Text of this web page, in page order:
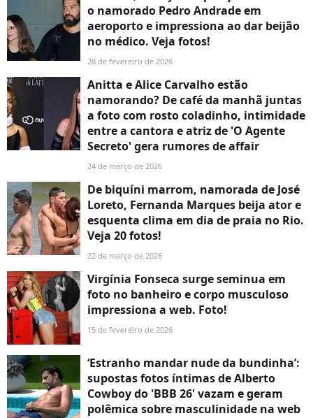
o namorado Pedro Andrade em
aeroporto e impressiona ao dar beijão
no médico. Veja fotos!
28 de fevereiro de 2026
Anitta e Alice Carvalho estão
namorando? De café da manhã juntas
a foto com rosto coladinho, intimidade
entre a cantora e atriz de 'O Agente
Secreto' gera rumores de affair
24 de março de 2026
De biquíni marrom, namorada de José
Loreto, Fernanda Marques beija ator e
esquenta clima em dia de praia no Rio.
Veja 20 fotos!
22 de março de 2026
Virgínia Fonseca surge seminua em
foto no banheiro e corpo musculoso
impressiona a web. Foto!
15 de fevereiro de 2026
‘Estranho mandar nude da bundinha’:
supostas fotos íntimas de Alberto
Cowboy do 'BBB 26' vazam e geram
polêmica sobre masculinidade na web